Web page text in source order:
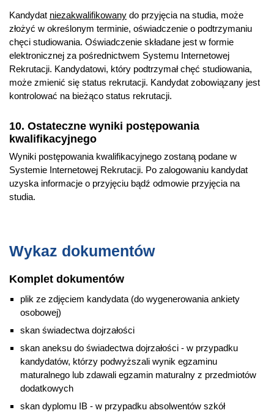
Kandydat niezakwalifikowany do przyjęcia na studia, może
złożyć w określonym terminie, oświadczenie o podtrzymaniu
chęci studiowania. Oświadczenie składane jest w formie
elektronicznej za pośrednictwem Systemu Internetowej
Rekrutacji. Kandydatowi, który podtrzymał chęć studiowania,
może zmienić się status rekrutacji. Kandydat zobowiązany jest
kontrolować na bieżąco status rekrutacji.
10. Ostateczne wyniki postępowania
kwalifikacyjnego
Wyniki postępowania kwalifikacyjnego zostaną podane w
Systemie Internetowej Rekrutacji. Po zalogowaniu kandydat
uzyska informacje o przyjęciu bądź odmowie przyjęcia na
studia.
Wykaz dokumentów
Komplet dokumentów
plik ze zdjęciem kandydata (do wygenerowania ankiety
osobowej)
skan świadectwa dojrzałości
skan aneksu do świadectwa dojrzałości - w przypadku
kandydatów, którzy podwyższali wynik egzaminu
maturalnego lub zdawali egzamin maturalny z przedmiotów
dodatkowych
skan dyplomu IB - w przypadku absolwentów szkół